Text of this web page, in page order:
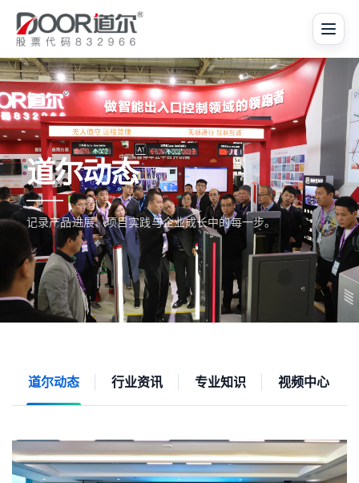
道尔动态
记录产品进展、项目实践与企业成长中的每一步。
道尔动态 行业资讯 专业知识 视频中心